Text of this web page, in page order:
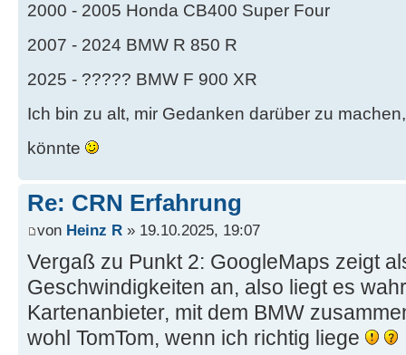
2000 - 2005 Honda CB400 Super Four
2007 - 2024 BMW R 850 R
2025 - ????? BMW F 900 XR
Ich bin zu alt, mir Gedanken darüber zu
könnte
Re: CRN Erfahrung
von Heinz R » 19.10.2025, 19:07
Vergaß zu Punkt 2: GoogleMaps zeigt
Geschwindigkeiten an, also liegt es
Kartenanbieter, mit dem BMW
wohl TomTom, wenn ich richtig liege